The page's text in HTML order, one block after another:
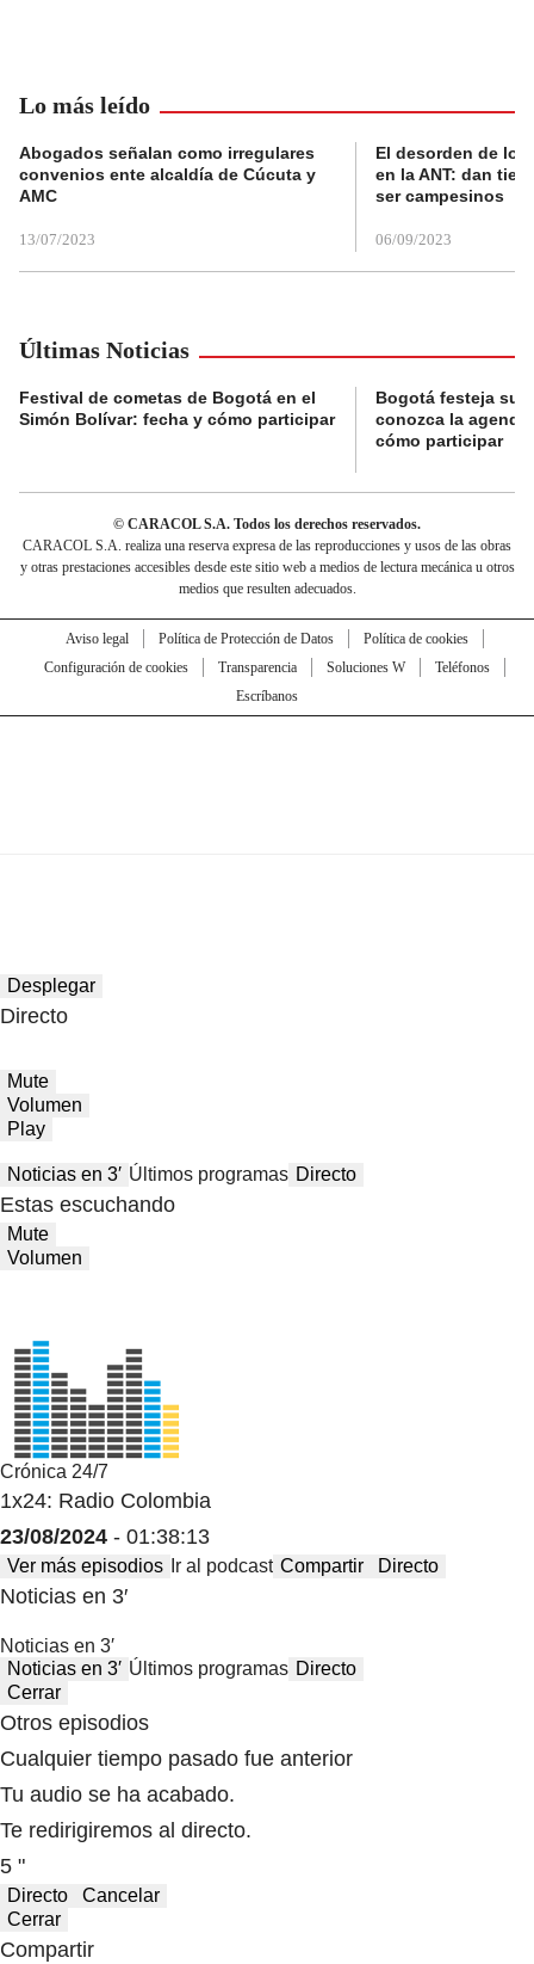
Lo más leído
Abogados señalan como irregulares
convenios ente alcaldía de Cúcuta y
AMC
13/07/2023
El desorden de
en la ANT: dan
ser campesinos
06/09/2023
Últimas Noticias
Festival de cometas de Bogotá en el
Simón Bolívar: fecha y cómo participar
Bogotá festeja su
conozca la
cómo participar
© CARACOL S.A. Todos los derechos reservados.
CARACOL S.A. realiza una reserva expresa de las reproducciones y usos de las obras
y otras prestaciones accesibles desde este sitio web a medios de lectura mecánica u otros
medios que resulten adecuados.
Aviso legal Política de Protección de Datos
Política de cookies
Configuración de cookies
Transparencia Soluciones W
Teléfonos
Escríbanos
Desplegar
Directo
Mute
Volumen
Play
Noticias en 3′ Últimos programas Directo
Estas escuchando
Mute
Volumen
Crónica 24/7
1x24: Radio Colombia
23/08/2024 - 01:38:13
Ver más episodios Ir al podcast Compartir Directo
Noticias en 3′
Noticias en 3′
Noticias en 3′ Últimos programas Directo
Cerrar
Otros episodios
Cualquier tiempo pasado fue anterior
Tu audio se ha acabado.
Te redirigiremos al directo.
5 "
Directo
Cancelar
Cerrar
Compartir